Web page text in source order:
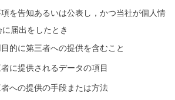
を告知あるいは公表し，かつ当社が個人情
届出をしたとき
的に第三者への提供を含むこと
に提供されるデータの項目
への提供の手段または方法